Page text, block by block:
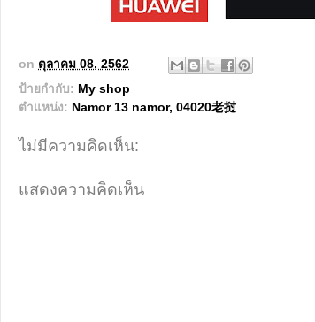
on ตุลาคม 08, 2562
ป้ายกำกับ: My shop
ตำแหน่ง: Namor 13 namor, 04020老挝
ไม่มีความคิดเห็น:
แสดงความคิดเห็น